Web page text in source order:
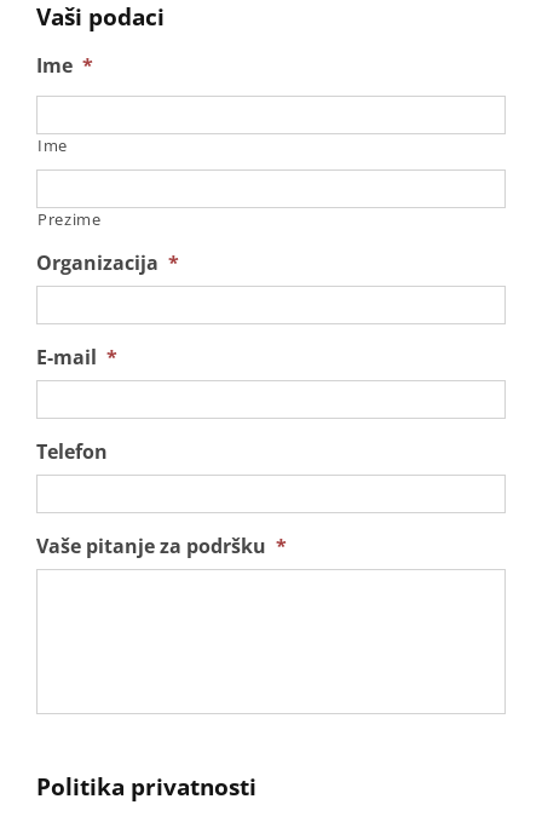
Vaši podaci
Ime *
Ime
Prezime
Organizacija *
E-mail *
Telefon
Vaše pitanje za podršku *
Politika privatnosti